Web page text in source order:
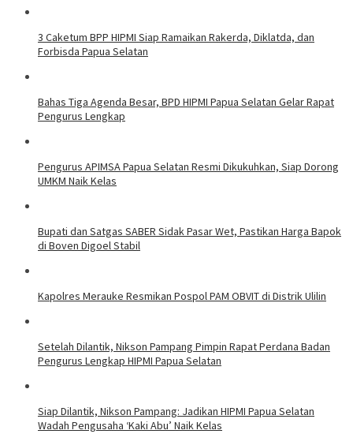
3 Caketum BPP HIPMI Siap Ramaikan Rakerda, Diklatda, dan
Forbisda Papua Selatan
Bahas Tiga Agenda Besar, BPD HIPMI Papua Selatan Gelar Rapat
Pengurus Lengkap
Pengurus APIMSA Papua Selatan Resmi Dikukuhkan, Siap Dorong
UMKM Naik Kelas
Bupati dan Satgas SABER Sidak Pasar Wet, Pastikan Harga Bapok
di Boven Digoel Stabil
Kapolres Merauke Resmikan Pospol PAM OBVIT di Distrik Ulilin
Setelah Dilantik, Nikson Pampang Pimpin Rapat Perdana Badan
Pengurus Lengkap HIPMI Papua Selatan
Siap Dilantik, Nikson Pampang: Jadikan HIPMI Papua Selatan
Wadah Pengusaha ‘Kaki Abu’ Naik Kelas